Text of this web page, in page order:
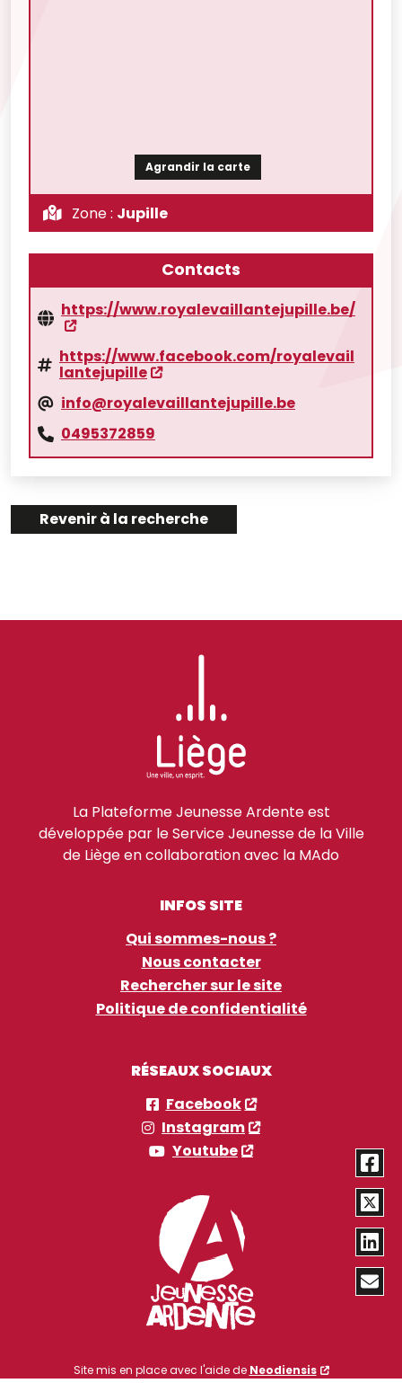
Agrandir la carte
Zone : Jupille
Contacts
https://www.royalevaillantejupille.be/
https://www.facebook.com/royalevail
lantejupille
info@royalevaillantejupille.be
0495372859
Revenir à la recherche
La Plateforme Jeunesse Ardente est
développée par le Service Jeunesse de la Ville
de Liège en collaboration avec la MAdo
INFOS SITE
Qui sommes-nous ?
Nous contacter
Rechercher sur le site
Politique de confidentialité
RÉSEAUX SOCIAUX
Facebook
Instagram
Youtube
Site mis en place avec l'aide de Neodiensis